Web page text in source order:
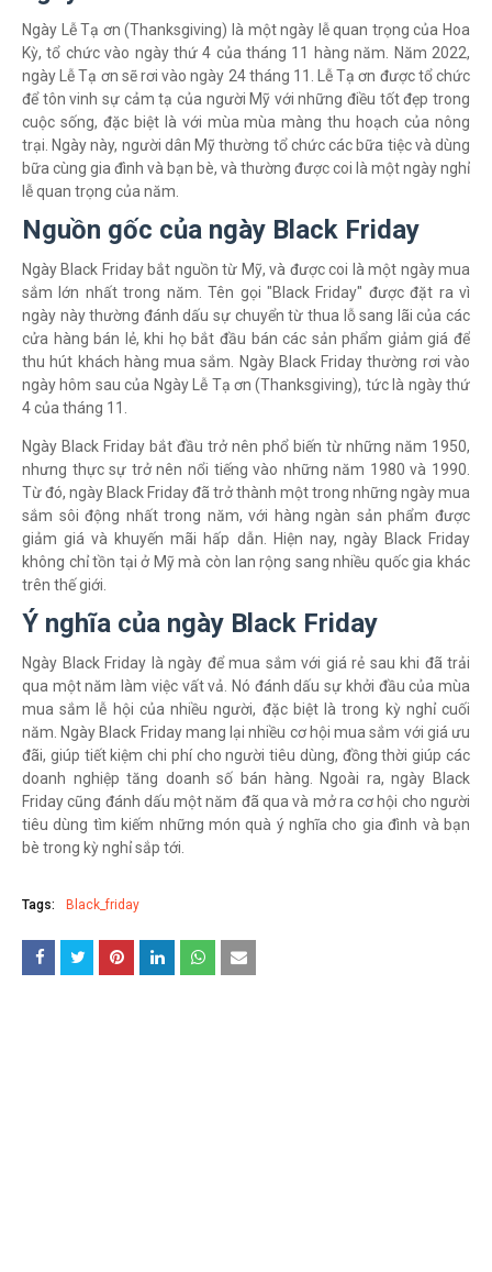
Ngày Lễ Tạ ơn (Thanksgiving) là một ngày lễ quan trọng của Hoa
Kỳ, tổ chức vào ngày thứ 4 của tháng 11 hàng năm. Năm 2022,
ngày Lễ Tạ ơn sẽ rơi vào ngày 24 tháng 11. Lễ Tạ ơn được tổ chức
để tôn vinh sự cảm tạ của người Mỹ với những điều tốt đẹp trong
cuộc sống, đặc biệt là với mùa mùa màng thu hoạch của nông
trại. Ngày này, người dân Mỹ thường tổ chức các bữa tiệc và dùng
bữa cùng gia đình và bạn bè, và thường được coi là một ngày nghỉ
lễ quan trọng của năm.
Nguồn gốc của ngày Black Friday
Ngày Black Friday bắt nguồn từ Mỹ, và được coi là một ngày mua
sắm lớn nhất trong năm. Tên gọi "Black Friday" được đặt ra vì
ngày này thường đánh dấu sự chuyển từ thua lỗ sang lãi của các
cửa hàng bán lẻ, khi họ bắt đầu bán các sản phẩm giảm giá để
thu hút khách hàng mua sắm. Ngày Black Friday thường rơi vào
ngày hôm sau của Ngày Lễ Tạ ơn (Thanksgiving), tức là ngày thứ
4 của tháng 11.
Ngày Black Friday bắt đầu trở nên phổ biến từ những năm 1950,
nhưng thực sự trở nên nổi tiếng vào những năm 1980 và 1990.
Từ đó, ngày Black Friday đã trở thành một trong những ngày mua
sắm sôi động nhất trong năm, với hàng ngàn sản phẩm được
giảm giá và khuyến mãi hấp dẫn. Hiện nay, ngày Black Friday
không chỉ tồn tại ở Mỹ mà còn lan rộng sang nhiều quốc gia khác
trên thế giới.
Ý nghĩa của ngày Black Friday
Ngày Black Friday là ngày để mua sắm với giá rẻ sau khi đã trải
qua một năm làm việc vất vả. Nó đánh dấu sự khởi đầu của mùa
mua sắm lễ hội của nhiều người, đặc biệt là trong kỳ nghỉ cuối
năm. Ngày Black Friday mang lại nhiều cơ hội mua sắm với giá ưu
đãi, giúp tiết kiệm chi phí cho người tiêu dùng, đồng thời giúp các
doanh nghiệp tăng doanh số bán hàng. Ngoài ra, ngày Black
Friday cũng đánh dấu một năm đã qua và mở ra cơ hội cho người
tiêu dùng tìm kiếm những món quà ý nghĩa cho gia đình và bạn
bè trong kỳ nghỉ sắp tới.
Tags: Black_friday